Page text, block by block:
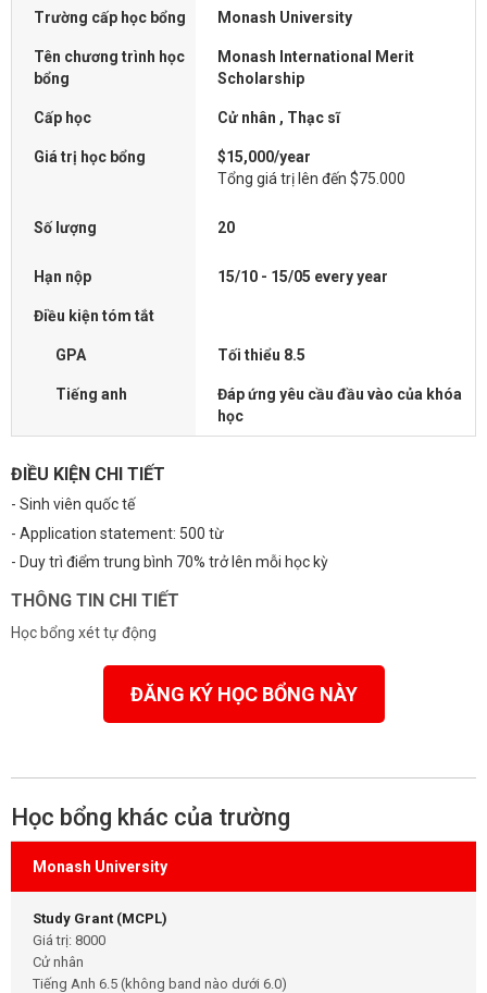
Trường cấp học bổng Monash University
Tên chương trình học
bổng
Monash International Merit
Scholarship
Cấp học Cử nhân , Thạc sĩ
Giá trị học bổng
$15,000/year
Tổng giá trị lên đến $75.000
Số lượng 20
Hạn nộp 15/10 - 15/05 every year
Điều kiện tóm tắt
GPA Tối thiểu 8.5
Tiếng anh
Đáp ứng yêu cầu đầu vào của khóa
học
ĐIỀU KIỆN CHI TIẾT
- Sinh viên quốc tế
- Application statement: 500 từ
- Duy trì điểm trung bình 70% trở lên mỗi học kỳ
THÔNG TIN CHI TIẾT
Học bổng xét tự động
ĐĂNG KÝ HỌC BỔNG NÀY
Học bổng khác của trường
Monash University
Study Grant (MCPL)
Giá trị: 8000
Cử nhân
Tiếng Anh 6.5 (không band nào dưới 6.0)